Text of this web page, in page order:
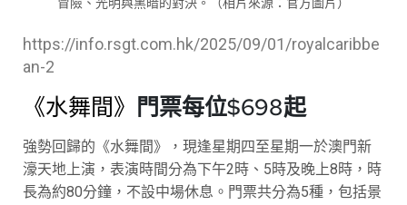
冒險、光明與黑暗的對決。（相片來源：官方圖片）
https://info.rsgt.com.hk/2025/09/01/royalcaribbe
an-2
《水舞間》 門票每位$698起
強勢回歸的《水舞間》，現逢星期四至星期一於澳門新
濠天地上演，表演時間分為下午2時、5時及晚上8時，時
長為約80分鐘，不設中場休息。門票共分為5種，包括景